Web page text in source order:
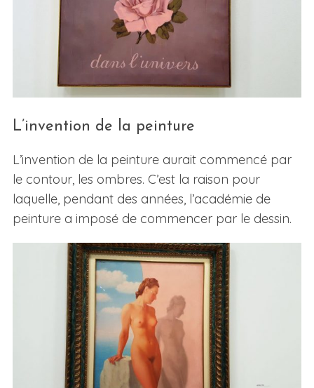
L’invention de la peinture
L’invention de la peinture aurait commencé par
le contour, les ombres. C’est la raison pour
laquelle, pendant des années, l’académie de
peinture a imposé de commencer par le dessin.